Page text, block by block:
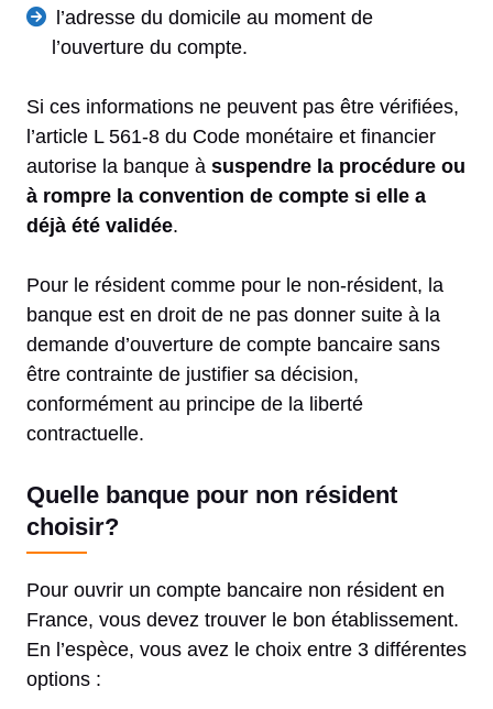
l’adresse du domicile au moment de
l’ouverture du compte.
Si ces informations ne peuvent pas être vérifiées,
l’article L 561-8 du Code monétaire et financier
autorise la banque à suspendre la procédure ou
à rompre la convention de compte si elle a
déjà été validée.
Pour le résident comme pour le non-résident, la
banque est en droit de ne pas donner suite à la
demande d’ouverture de compte bancaire sans
être contrainte de justifier sa décision,
conformément au principe de la liberté
contractuelle.
Quelle banque pour non résident
choisir?
Pour ouvrir un compte bancaire non résident en
France, vous devez trouver le bon établissement.
En l’espèce, vous avez le choix entre 3 différentes
options :